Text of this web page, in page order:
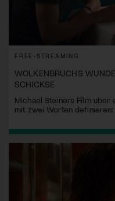
FREE-STREAMING
WOLKENBRUCHS
SCHICKSE
Michael Steiners Film über
mit zwei Worten